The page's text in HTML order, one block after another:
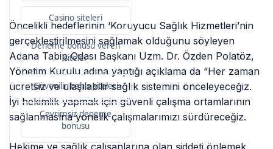
Casino siteleri
Deneme bonusu veren
siteler
Güvenilir bahis siteleri
Çevrimsiz deneme
bonusu
Öncelikli hedeflerinin ‘Koruyucu Sağlık Hizmetleri’nin
gerçekleştirilmesini sağlamak olduğunu söyleyen
Adana Tabip Odası Başkanı Uzm. Dr. Özden Polatöz,
Yönetim Kurulu adına yaptığı açıklama da “Her zaman
ücretsiz ve ulaşılabilir sağlık sistemini önceleyeceğiz.
İyi hekimlik yapmak için güvenli çalışma ortamlarının
sağlanmasına yönelik çalışmalarımızı sürdüreceğiz.